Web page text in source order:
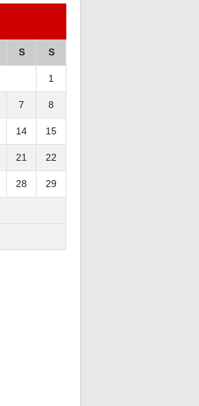
S S
1
7 8
14 15
21 22
28 29